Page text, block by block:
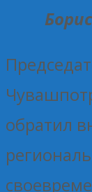
обратил